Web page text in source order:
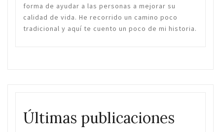
forma de ayudar a las personas a mejorar su
calidad de vida. He recorrido un camino poco
tradicional y aquí te cuento un poco de mi historia.
Últimas publicaciones